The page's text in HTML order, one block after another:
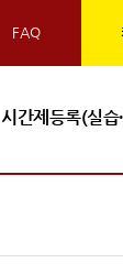
FAQ
시간제등록(실습